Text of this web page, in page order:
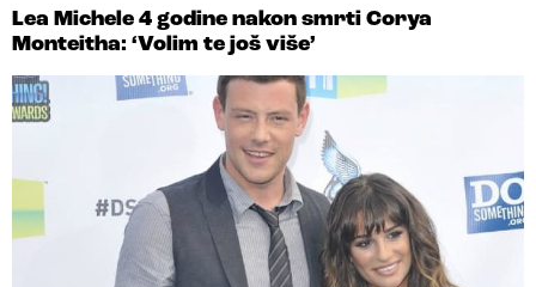
Lea Michele 4 godine nakon smrti Corya
Monteitha: ‘Volim te još više’